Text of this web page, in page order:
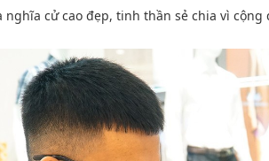
nghĩa cử cao đẹp, tinh thần sẻ chia vì